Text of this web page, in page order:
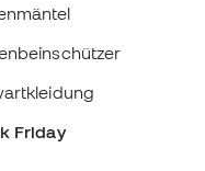
Friday